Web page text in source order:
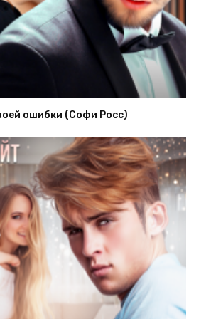
ошибки (Софи Росс)